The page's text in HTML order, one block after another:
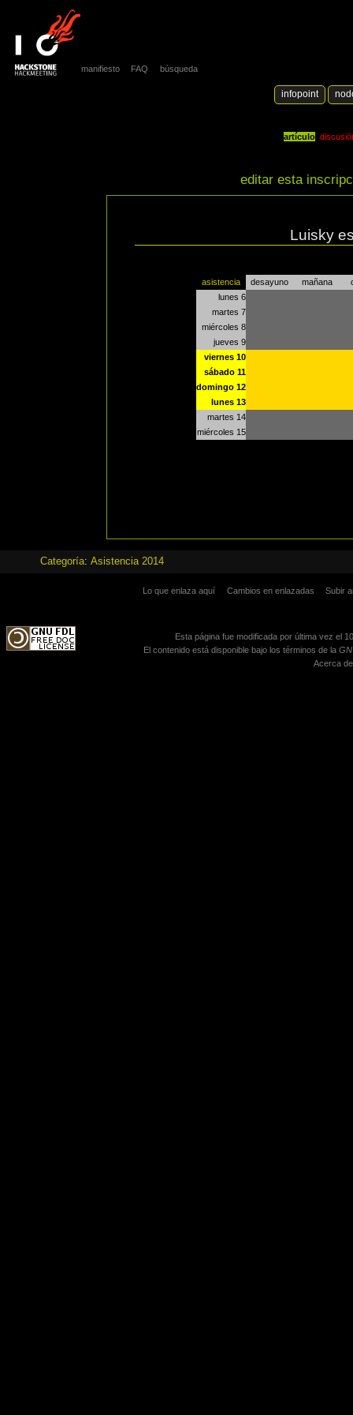
editar esta
Luisky
asistencia desayuno mañana
lunes 6
martes 7
miércoles 8
jueves 9
viernes 10
sábado 11
domingo 12
lunes 13
martes 14
miércoles 15
Categoría: Asistencia 2014
artículo
manifiesto FAQ búsqueda
infopoint
Lo que enlaza aquí Cambios en enlazadas Subir
Esta página fue modificada por última vez el
El contenido está disponible bajo los términos de la
Acerca